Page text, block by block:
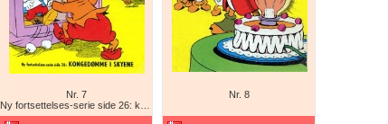
Nr. 7
Ny fortsettelses-serie side 26: kongedømme i skyene
Nr. 8